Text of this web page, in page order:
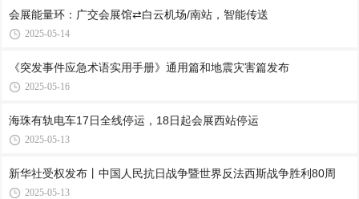
会展能量环：广交会展馆⇄白云机场/南站，智能传送
2025-05-14
《突发事件应急术语实用手册》通用篇和地震灾害篇发布
2025-05-16
海珠有轨电车17日全线停运，18日起会展西站停运
2025-05-13
新华社受权发布丨中国人民抗日战争暨世界反法西斯战争胜利80周
2025-05-13